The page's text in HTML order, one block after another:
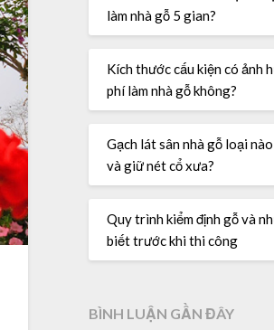
làm nhà gỗ 5 gian?
Kích thước cấu kiện có ảnh
phí làm nhà gỗ không?
Gạch lát sân nhà gỗ loại
và giữ nét cổ xưa?
Quy trình kiểm định gỗ và
biết trước khi thi công
BÌNH LUẬN GẦN ĐÂY